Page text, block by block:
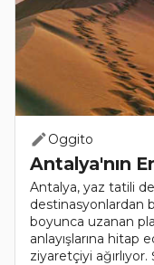
Oggito
Antalya'nın
Antalya, yaz tatili
destinasyonlardan
boyunca uzanan
anlayışlarına hitap
ziyaretçiyi